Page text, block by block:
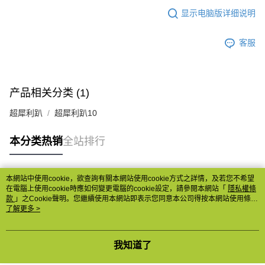
显示电脑版详细说明
客服
产品相关分类 (1)
超犀利趴 超犀利趴10
本分类热销全站排行
热门标签
本網站中使用cookie，欲查詢有關本網站使用cookie方式之詳情，及若您不希望
在電腦上使用cookie時應如何變更電腦的cookie設定，請參閱本網站「 隱私權條
款 」之Cookie聲明。您繼續使用本網站即表示您同意本公司得按本網站使用條款
之Cookie聲明使用cookie。
了解更多 >
我知道了